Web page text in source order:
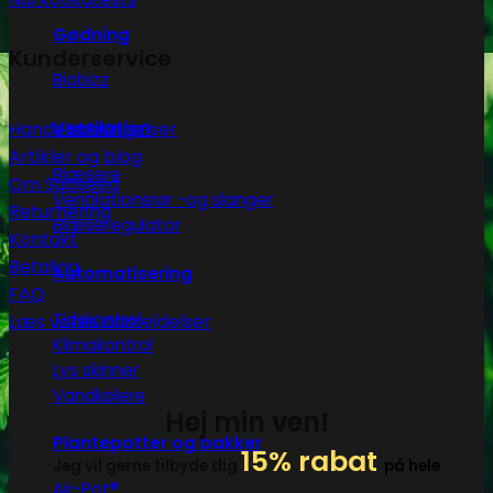
Gødning
Biobizz
Ventilation
Blæsere
Ventilationsrør -og slanger
Blæseregulator
Automatisering
Tidskontrol
Klimakontrol
Lys skinner
Vandkølere
Plantepotter og bakker
Handelsbetingelser
Artikler og blog
Om Subseed
Returnering
Kontakt
Betaling
FAQ
Læs vores anmeldelser
15% rabat på hele